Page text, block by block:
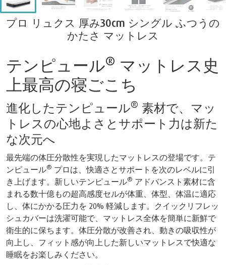
プロ リュクス 厚み30cm シングル ふつうの
かたさ マットレス
テンピュール® マットレス史
上最高の寝ごこち
進化したテンピュール® 素材で、マッ
トレスの心地よさとサポート力は新た
な次元へ
最先端の体圧分散性を実現したマットレスの登場です。テ
ンピュール® プロは、快適さとサポートを次のレベルに引
き上げます。新しいテンピュール® アドバンスト素材に含
まれる数十億もの超高感度セルが体重、体型、体温に適応
し、体にかかる圧力を 20% 軽減します。クイックリフレッ
シュカバーは洗濯可能で、マットレス全体を簡単に新鮮で
衛生的に保ちます。体圧分散が改善され、動きの吸収性が
向上し、フィット感が向上した新しいマットレスで快適な
睡眠をお楽しみください。